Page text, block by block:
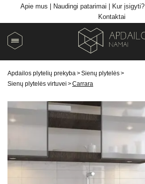
Apie mus Naudingi patarimai Kur įsigyti?
Kontaktai
Apdailos plytelių prekyba >Sienų plytelės>
Sienų plytelės virtuvei >Carrara